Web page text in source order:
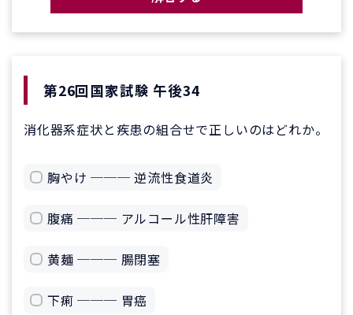
第26回国家試験 午後34
消化器系症状と疾患の組合せで正しいのはどれか。
胸やけ ─── 逆流性食道炎
腹痛 ─── アルコール性肝障害
黄麺 ─── 腸閉塞
下痢 ─── 胃癌